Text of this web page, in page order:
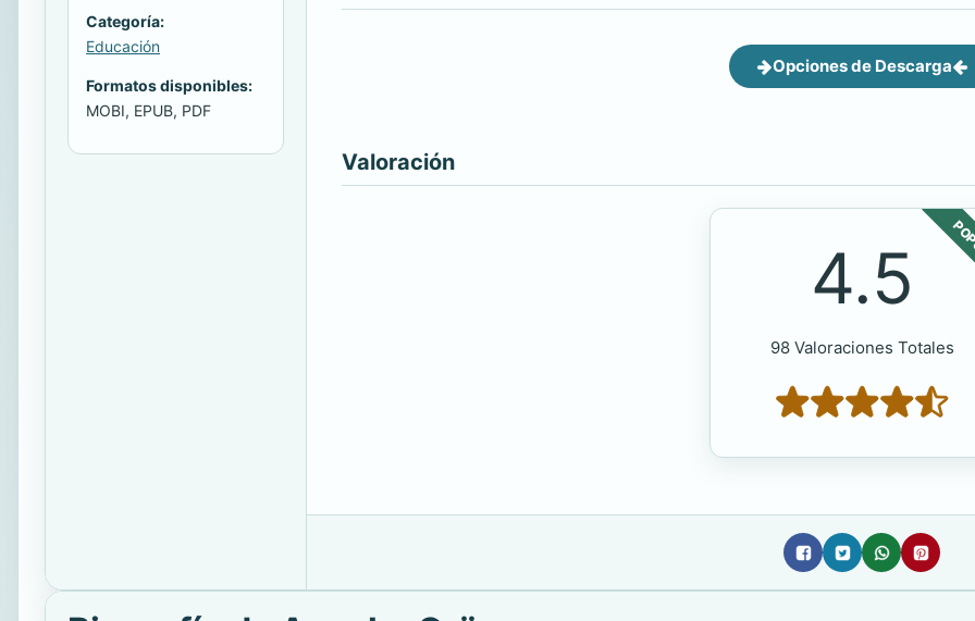
Categoría:
Educación
Formatos disponibles:
MOBI, EPUB, PDF
Opciones de Descarga
Valoración
4.5
98 Valoraciones Totales